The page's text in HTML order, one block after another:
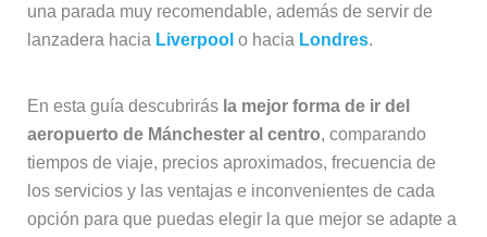
una parada muy recomendable, además de servir de
lanzadera hacia Liverpool o hacia Londres.
En esta guía descubrirás la mejor forma de ir del
aeropuerto de Mánchester al centro, comparando
tiempos de viaje, precios aproximados, frecuencia de
los servicios y las ventajas e inconvenientes de cada
opción para que puedas elegir la que mejor se adapte a